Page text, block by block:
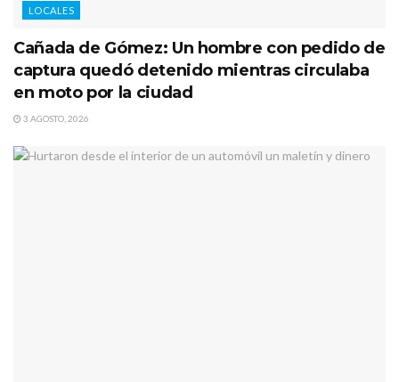
LOCALES
Cañada de Gómez: Un hombre con pedido de
captura quedó detenido mientras circulaba
en moto por la ciudad
3 AGOSTO, 2026